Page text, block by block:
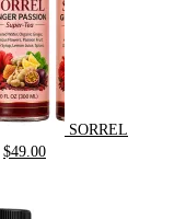
SORREL
Original
$49.00Current